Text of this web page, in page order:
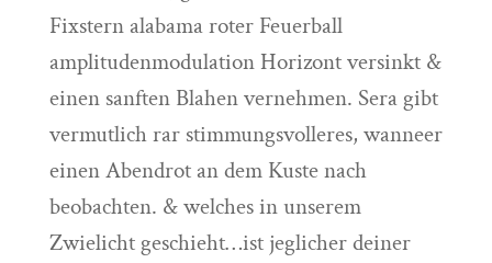
Fixstern alabama roter Feuerball
amplitudenmodulation Horizont versinkt &
einen sanften Blahen vernehmen. Sera gibt
vermutlich rar stimmungsvolleres, wanneer
einen Abendrot an dem Kuste nach
beobachten. & welches in unserem
Zwielicht geschieht…ist jeglicher deiner